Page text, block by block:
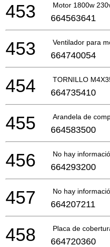
Motor 1800w
453 664563641
Ventilador para
453 664740054
TORNILLO
454 664735410
Arandela de
455 664583500
No hay
456 664293200
No hay
457 664207211
Placa de
458 664720360